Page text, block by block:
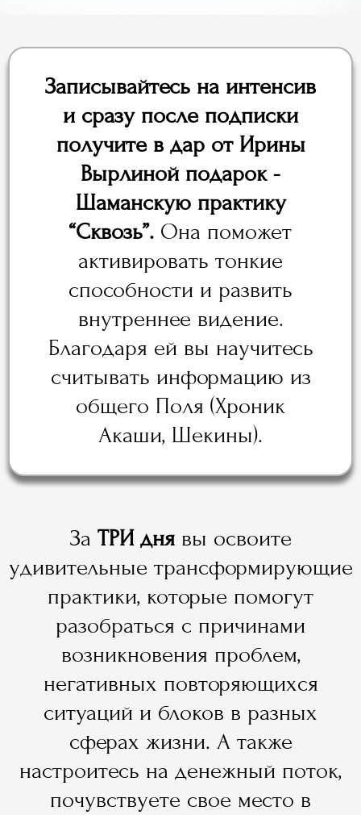
Записывайтесь на интенсив
и сразу после подписки
получите в дар от Ирины
Вырлиной подарок -
Шаманскую практику
“Сквозь”. Она поможет
активировать тонкие
способности и развить
внутреннее видение.
Благодаря ей вы научитесь
считывать информацию из
общего Поля (Хроник
Акаши, Шекины).
За ТРИ дня вы освоите
удивительные трансформирующие
практики, которые помогут
разобраться с причинами
возникновения проблем,
негативных повторяющихся
ситуаций и блоков в разных
сферах жизни. А также
настроитесь на денежный поток,
почувствуете свое место в